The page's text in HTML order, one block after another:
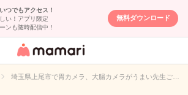
つでもアクセス！
い！アプリ限定
ンも随時配信中！
無料ダウンロード
女性専用匿名QA
イト
埼玉県上尾市で胃カメラ、大腸カメラがうまい先生ご…